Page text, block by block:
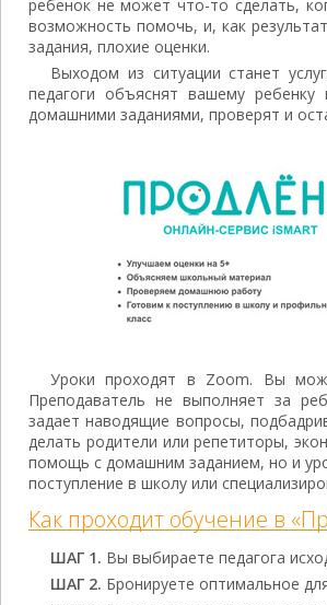
ребенок не может что-то сделать,
возможность помочь, и, как
задания, плохие оценки.
Выходом из ситуации станет
педагоги объяснят вашему
домашними заданиями, проверят и
Уроки проходят в Zoom. Вы
Преподаватель не выполняет за
задает наводящие вопросы,
делать родители или репетиторы,
помощь с домашним заданием, но и
поступление в школу или
Как проходит обучение в
ШАГ 1. Вы выбираете педагога
ШАГ 2. Бронируете оптимальное